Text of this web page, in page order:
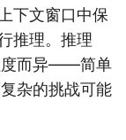
下文窗口中保
推理。推理
度而异——简单
杂的挑战可能